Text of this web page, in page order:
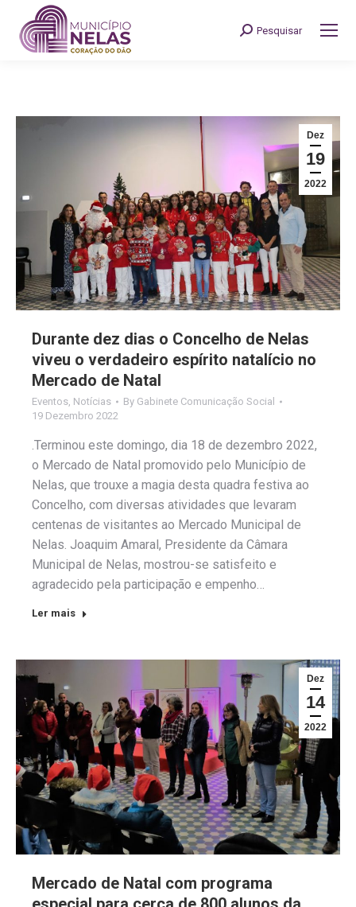
Search:
Pesquisar
Dez
19
2022
Durante dez dias o Concelho de Nelas
viveu o verdadeiro espírito natalício no
Mercado de Natal
Eventos, Notícias By Gabinete Comunicação Social
19 Dezembro 2022
.Terminou este domingo, dia 18 de dezembro 2022,
o Mercado de Natal promovido pelo Município de
Nelas, que trouxe a magia desta quadra festiva ao
Concelho, com diversas atividades que levaram
centenas de visitantes ao Mercado Municipal de
Nelas. Joaquim Amaral, Presidente da Câmara
Municipal de Nelas, mostrou-se satisfeito e
agradecido pela participação e empenho…
Ler mais
Dez
14
2022
Mercado de Natal com programa